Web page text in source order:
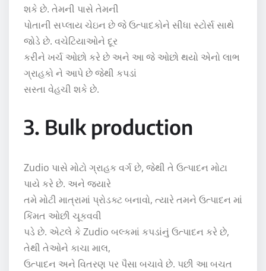
શકે છે. તેમની પાસે તેમની
પોતાની સપ્લાય ચેઇન છે જે ઉત્પાદકોને સીધા સ્ટોર્સ સાથે
જોડે છે. વચેટિયાઓને દૂર
કરીને ખર્ચ ઓછો કરે છે અને આ જે ઓછો થયો એનો લાભ
ગ્રાહકો ને આપે છે જેથી કપડાં
સસ્તા વેહચી શકે છે.
3. Bulk production
Zudio પાસે મોટો ગ્રાહક વર્ગ છે, જેથી તે ઉત્પાદન મોટા
પાયે કરે છે. અને જ્યારે
તમે મોટી માત્રામાં પ્રોડક્ટ બનાવો, ત્યારે તમને ઉત્પાદન માં
કિંમત ઓછી ચૂકવવી
પડે છે. એટલે કે Zudio બલ્કમાં કપડાંનું ઉત્પાદન કરે છે,
તેથી તેઓને કાચા માલ,
ઉત્પાદન અને વિતરણ પર પૈસા બચાવે છે. પછી આ બચત